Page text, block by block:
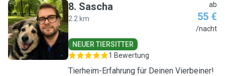
S
8. Sascha
2.2 km
ab
55 €
/nacht
NEUER TIERSITTER
1 Bewertung
Tierheim-Erfahrung für Deinen Vierbeiner!